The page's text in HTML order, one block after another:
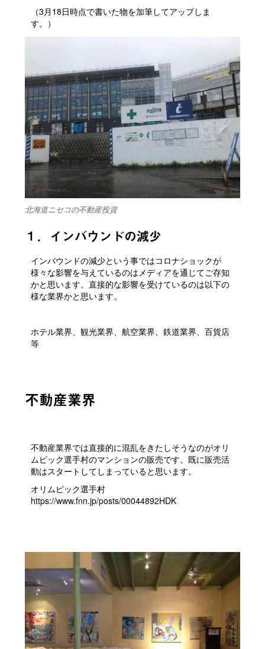
（3月18日時点で書いた物を加筆してアップしま
す。）
北海道ニセコの不動産投資
１．インバウンドの減少
インバウンドの減少という事ではコロナショックが
様々な影響を与えているのはメディアを通じてご存知
かと思います。直接的な影響を受けているのは以下の
様な業界かと思います。
ホテル業界、観光業界、航空業界、鉄道業界、百貨店
等
不動産業界
不動産業界では直接的に混乱をきたしそうなのがオリ
ムピック選手村のマンションの販売です。既に販売活
動はスタートしてしまっていると思います。
オリムピック選手村
https://www.fnn.jp/posts/00044892HDK